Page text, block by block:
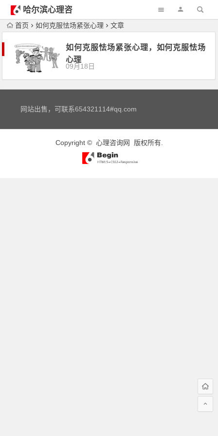
哈尔滨心理咨
询首页 如何克服怯场紧张心理 文章
如何克服怯场紧张心理，如何克服怯场
心理
09月18日
网站出售，可联系654321114#qq.com
Copyright © 心理咨询网 版权所有.